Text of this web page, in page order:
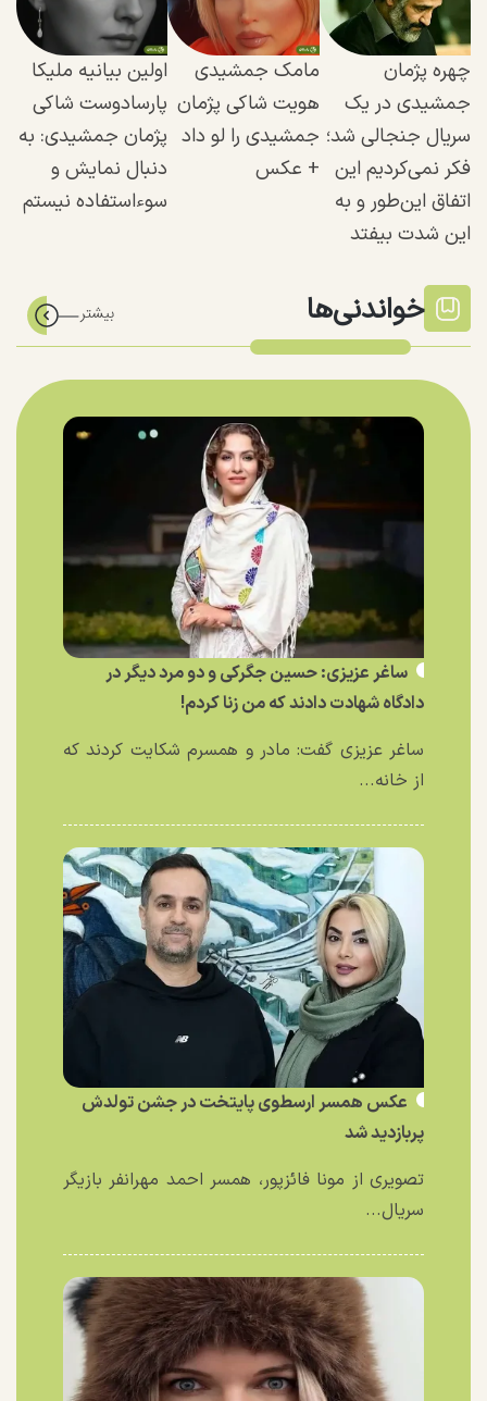
چهره پژمان
جمشیدی در یک
سریال جنجالی شد؛
فکر نمی‌کردیم این
اتفاق این‌طور و به
این شدت بیفتد
مامک جمشیدی
هویت شاکی پژمان
جمشیدی را لو داد
+ عکس
اولین بیانیه ملیکا
پارسادوست شاکی
پژمان جمشیدی: به
دنبال نمایش و
سوء‌استفاده نیستم
خواندنی‌ها
ساغر عزیزی: حسین جگرکی و دو مرد دیگر در
دادگاه شهادت دادند که من زنا کردم!
ساغر عزیزی گفت: مادر و همسرم شکایت کردند که
از خانه...
عکس همسر ارسطوی پایتخت در جشن تولدش
پربازدید شد
تصویری از مونا فائزپور، همسر احمد مهرانفر بازیگر
سریال...